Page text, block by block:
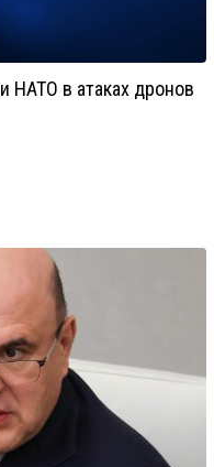
НАТО в атаках дронов